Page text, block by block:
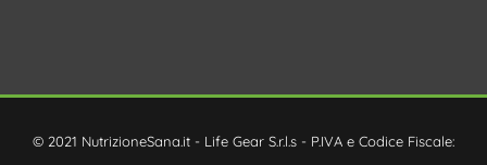
© 2021 NutrizioneSana.it - Life Gear S.r.l.s - P.IVA e Codice Fiscale: